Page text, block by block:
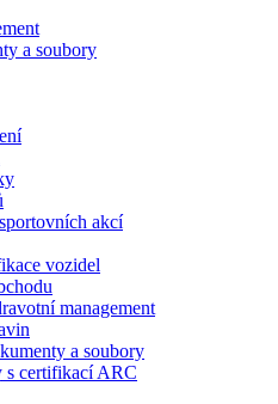
a soubory
akcí
vozidel
management
a soubory
s certifikací ARC